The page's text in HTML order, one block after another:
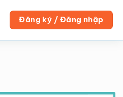
Đăng ký / Đăng nhập